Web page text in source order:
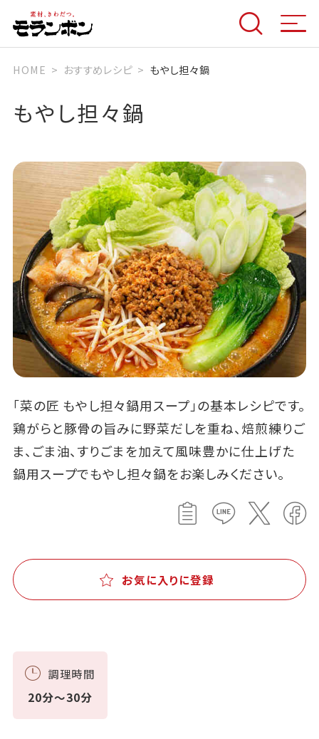
HOME おすすめレシピ もやし担々鍋
もやし担々鍋
「菜の匠 もやし担々鍋用スープ」の基本レシピです。
鶏がらと豚骨の旨みに野菜だしを重ね、焙煎練りご
ま、ごま油、すりごまを加えて風味豊かに仕上げた
鍋用スープでもやし担々鍋をお楽しみください。
お気に入りに登録
調理時間
20分～30分